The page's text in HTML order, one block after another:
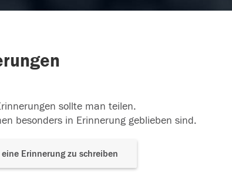
sollte man teilen.
besonders in Erinnerung geblieben sind.
Erinnerung zu schreiben